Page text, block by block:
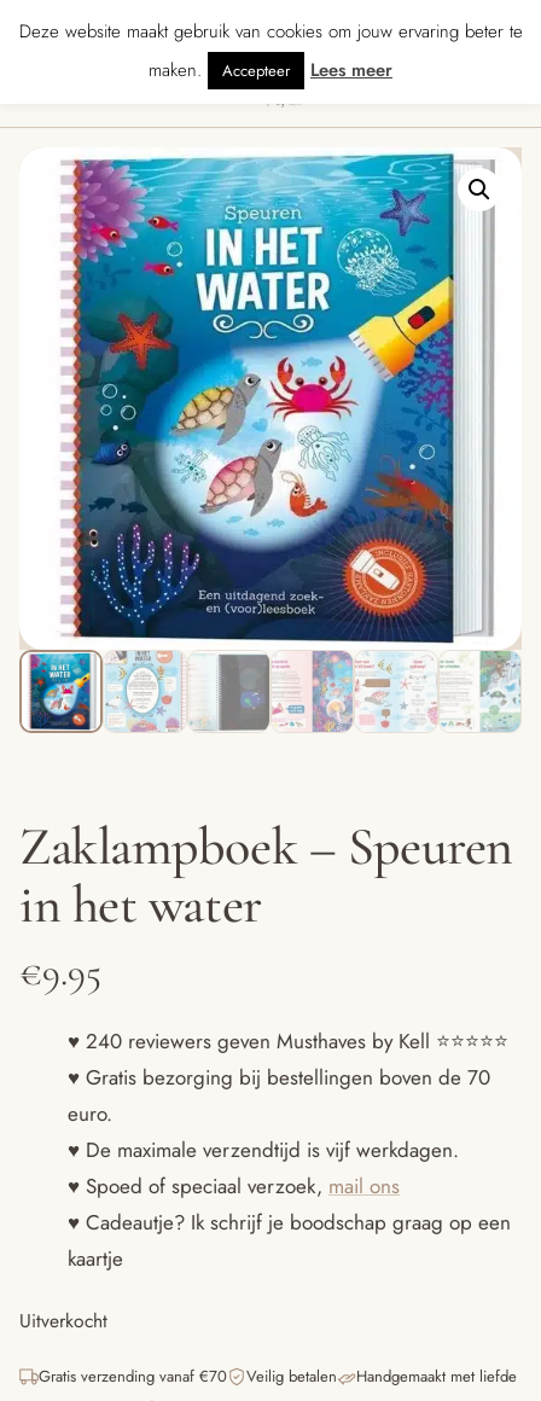
· Gratis verzending vanaf € 70 · Gratis kaartje met je bestelling •
Zaklampboek – Speuren
in het water
€9.95
♥ 240 reviewers geven Musthaves by Kell ⭐️⭐️⭐️⭐️⭐️
♥ Gratis bezorging bij bestellingen boven de 70
euro.
♥ De maximale verzendtijd is vijf werkdagen.
♥ Spoed of speciaal verzoek, mail ons
♥ Cadeautje? Ik schrijf je boodschap graag op een
kaartje
Uitverkocht
Gratis verzending vanaf €70 Veilig betalen Handgemaakt met liefde
Deze website maakt gebruik van cookies om jouw ervaring beter te
maken.
Accepteer Lees meer